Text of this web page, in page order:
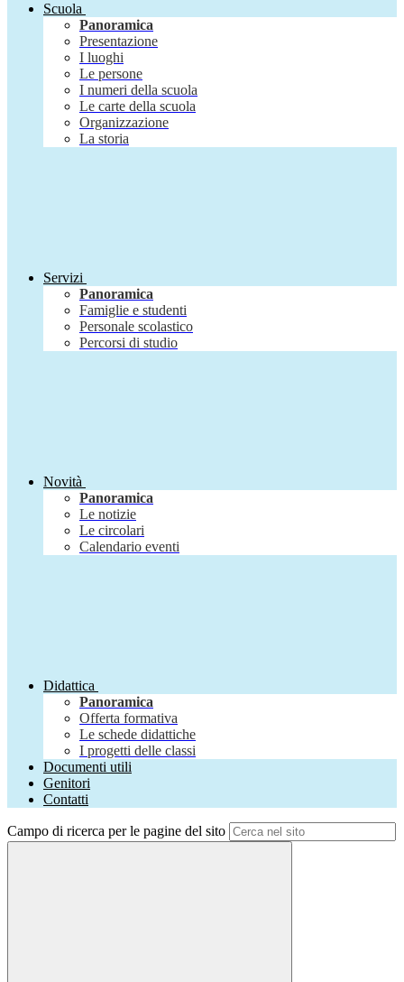
Scuola
Panoramica
Presentazione
I luoghi
Le persone
I numeri della scuola
Le carte della scuola
Organizzazione
La storia
Servizi
Panoramica
Famiglie e studenti
Personale scolastico
Percorsi di studio
Novità
Panoramica
Le notizie
Le circolari
Calendario eventi
Didattica
Panoramica
Offerta formativa
Le schede didattiche
I progetti delle classi
Documenti utili
Genitori
Contatti
Campo di ricerca per le pagine del sito